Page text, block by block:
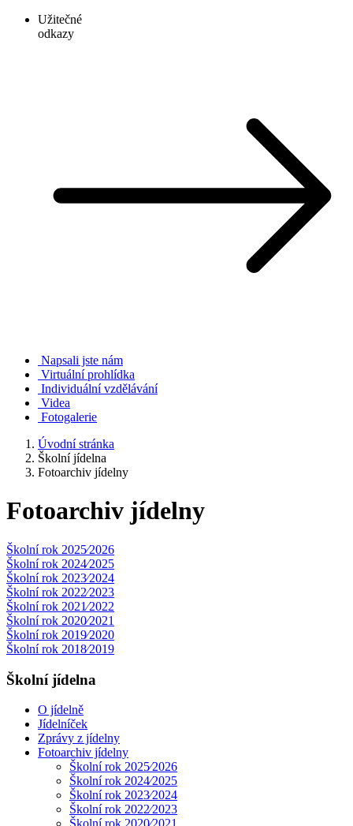
Užitečné
odkazy
Napsali jste nám
Virtuální prohlídka
Individuální vzdělávání
Videa
Fotogalerie
Úvodní stránka
Školní jídelna
Fotoarchiv jídelny
Fotoarchiv jídelny
Školní rok 2025⁄2026
Školní rok 2024⁄2025
Školní rok 2023⁄2024
Školní rok 2022⁄2023
Školní rok 2021⁄2022
Školní rok 2020⁄2021
Školní rok 2019⁄2020
Školní rok 2018⁄2019
Školní jídelna
O jídelně
Jídelníček
Zprávy z jídelny
Fotoarchiv jídelny
Školní rok 2025⁄2026
Školní rok 2024⁄2025
Školní rok 2023⁄2024
Školní rok 2022⁄2023